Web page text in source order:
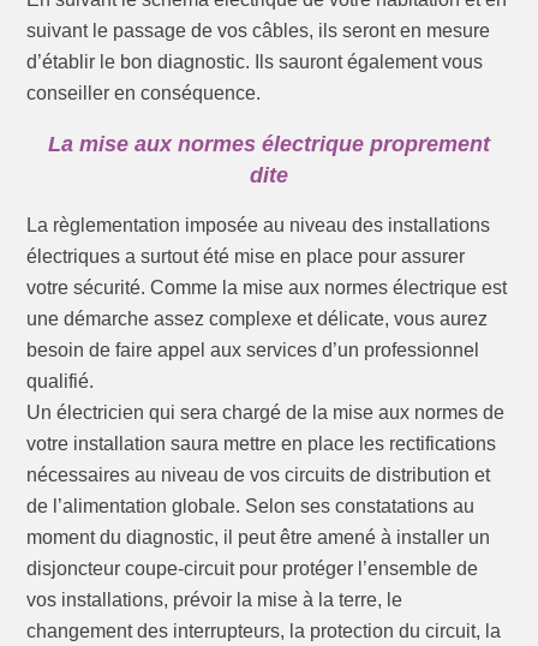
suivant le passage de vos câbles, ils seront en mesure
d’établir le bon diagnostic. Ils sauront également vous
conseiller en conséquence.
La mise aux normes électrique proprement
dite
La règlementation imposée au niveau des installations
électriques a surtout été mise en place pour assurer
votre sécurité. Comme la mise aux normes électrique est
une démarche assez complexe et délicate, vous aurez
besoin de faire appel aux services d’un professionnel
qualifié.
Un électricien qui sera chargé de la mise aux normes de
votre installation saura mettre en place les rectifications
nécessaires au niveau de vos circuits de distribution et
de l’alimentation globale. Selon ses constatations au
moment du diagnostic, il peut être amené à installer un
disjoncteur coupe-circuit pour protéger l’ensemble de
vos installations, prévoir la mise à la terre, le
changement des interrupteurs, la protection du circuit, la